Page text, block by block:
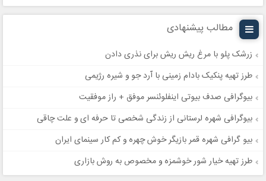
مطالب پیشنهادی
زرشک پلو با مرغ ریش ریش برای نذری دادن
طرز تهیه پنکیک بادام زمینی با آرد جو و شیره رژیمی
بیوگرافی صدف بیوتی اینفلوئنسر موفق + راز موفقیت
بیوگرافی شهره لرستانی از زندگی شخصی تا حرفه ای و علت چاقی
بیو گرافی شهره قمر بازیگر خوش چهره و کم کار سینمای ایران
طرز تهیه خیار شور خوشمزه و مخصوص به روش بازاری